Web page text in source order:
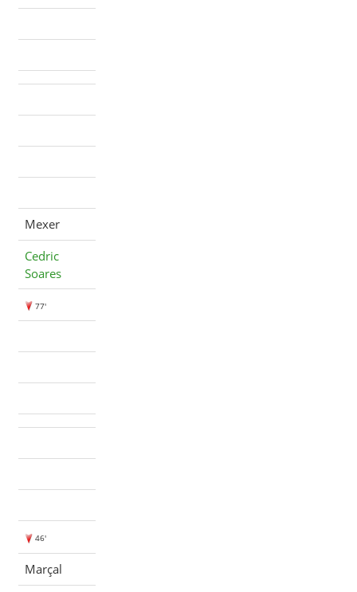
Mexer
Cedric
Soares
77'
46'
Marçal